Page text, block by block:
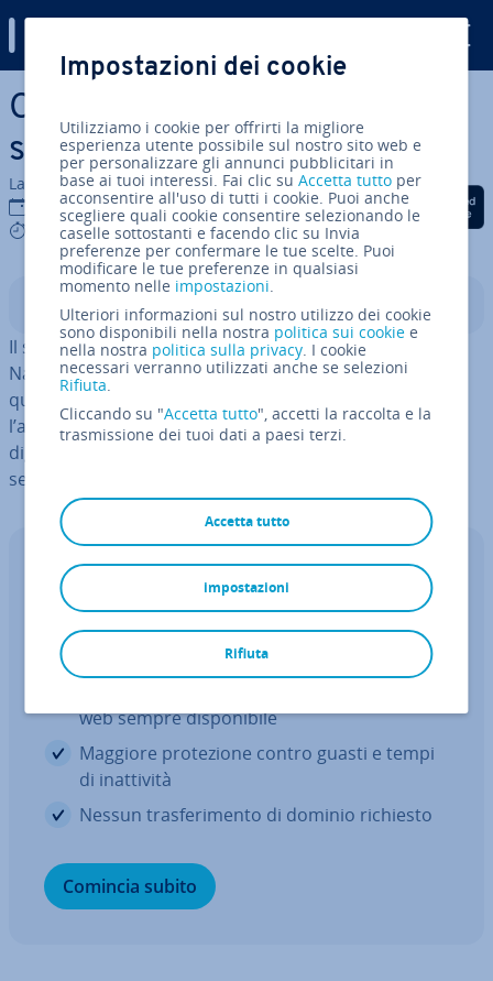
Vai al contenuto prin­ci­pa­le
Cos’è il DNS? Riepilogo del
sistema dei nomi di dominio
La redazione di IONOS
24 ott 2022
7 mins
Condividi via Facebook
Condividi via Twitter
Condividi via
Indice
Il sistema dei nomi di dominio (dall’inglese “Domain
Name System”) è parte fon­da­men­ta­le della na­vi­ga­zio­ne
quo­ti­dia­na in rete, senza che ve ne rendiate conto. Con
l’aiuto del DNS, i nomi di dominio che gli/le utenti
digitano nel browser vengono tradotti in indirizzi IP di
server con cui il computer può lavorare.
DNS gratuito
Riduci i tempi di ca­ri­ca­men­to del tuo
sito web
web sempre di­spo­ni­bi­le
Maggiore pro­te­zio­ne contro guasti e tempi
di inat­ti­vi­tà
Nessun tra­sfe­ri­men­to di dominio richiesto
Comincia subito
Impostazioni dei cookie
Utilizziamo i cookie per offrirti la migliore
esperienza utente possibile sul nostro sito web e
per personalizzare gli annunci pubblicitari in
base ai tuoi interessi. Fai clic suAccetta tutto per
acconsentire all'uso di tutti i cookie. Puoi anche
scegliere quali cookie consentire selezionando le
caselle sottostanti e facendo clic su Invia
preferenze per confermare le tue scelte. Puoi
modificare le tue preferenze in qualsiasi
momento nelle impostazioni.
Ulteriori informazioni sul nostro utilizzo dei cookie
sono disponibili nella nostra politica sui cookie e
nella nostra politica sulla privacy. I cookie
necessari verranno utilizzati anche se selezioni
Rifiuta.
Cliccando su "Accetta tutto", accetti la raccolta e la
trasmissione dei tuoi dati a paesi terzi.
Accetta tutto
Rifiuta
impostazioni